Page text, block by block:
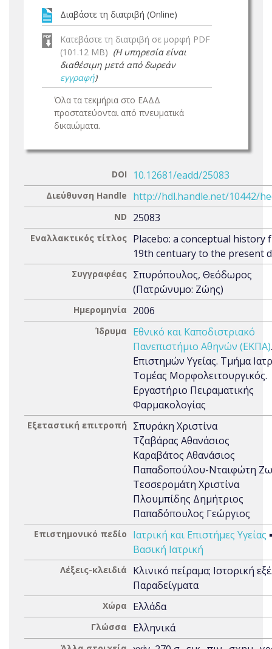
Διαβάστε τη διατριβή (Online)
Κατεβάστε τη διατριβή σε μορφή PDF
(101.12 MB) (Η υπηρεσία είναι
διαθέσιμη μετά από δωρεάν
εγγραφή)
Όλα τα τεκμήρια στο ΕΑΔΔ
προστατεύονται από πνευματικά
δικαιώματα.
DOI 10.12681/eadd/25083
Διεύθυνση Handle http://hdl.handle.net/10442/
ND 25083
Εναλλακτικός τίτλος Placebo: a conceptual history
19th centuary to the present
Συγγραφέας Σπυρόπουλος, Θεόδωρος
(Πατρώνυμο: Ζώης)
Ημερομηνία 2006
Ίδρυμα
Εθνικό και Καποδιστριακό
Πανεπιστήμιο Αθηνών (ΕΚΠΑ)
Επιστημών Υγείας. Τμήμα
Τομέας Μορφολειτουργικός.
Εργαστήριο Πειραματικής
Φαρμακολογίας
Εξεταστική επιτροπή
Σπυράκη Χριστίνα
Τζαβάρας Αθανάσιος
Καραβάτος Αθανάσιος
Παπαδοπούλου-Νταιφώτη
Τεσσερομάτη Χριστίνα
Πλουμπίδης Δημήτριος
Παπαδόπουλος Γεώργιος
Επιστημονικό πεδίο Ιατρική και Επιστήμες Υγείας
Βασική Ιατρική
Λέξεις-κλειδιά
Κλινικό πείραμα; Ιστορική
Παραδείγματα
Χώρα Ελλάδα
Γλώσσα Ελληνικά